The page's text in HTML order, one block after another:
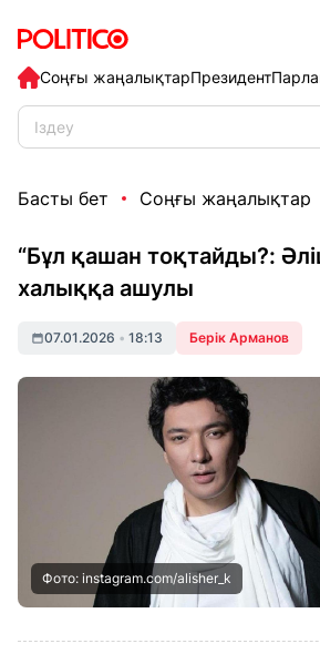
Соңғы жаңалықтарПрезидент
Басты бет Соңғы жаңалықтар
“Бұл қашан тоқтайды?:
халыққа ашулы
07.01.2026 • 18:13 Берік Арманов
Фото: instagram.com/alisher_k